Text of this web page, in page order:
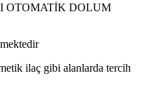
OTOMATİK DOLUM
ilaç gibi alanlarda tercih